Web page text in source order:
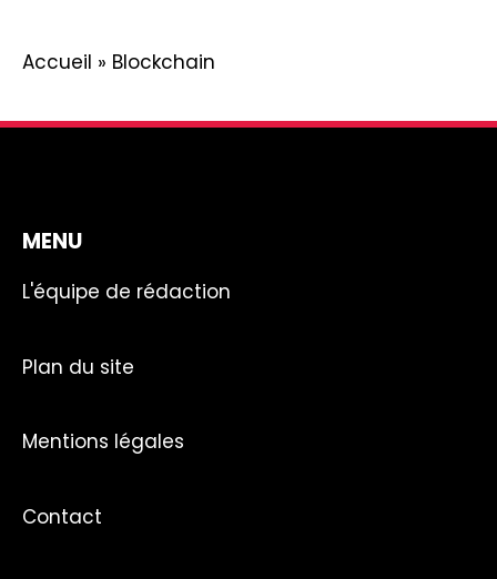
Accueil » Blockchain
MENU
L'équipe de rédaction
Plan du site
Mentions légales
Contact